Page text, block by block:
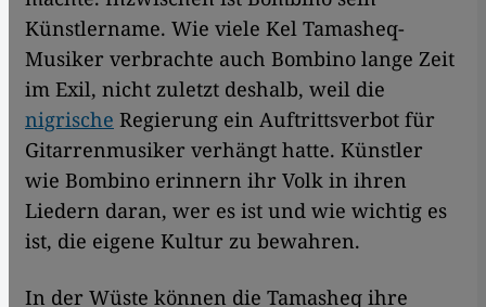
Künstlername. Wie viele Kel Tamasheq-
Musiker verbrachte auch Bombino lange Zeit
im Exil, nicht zuletzt deshalb, weil die
nigrische Regierung ein Auftrittsverbot für
Gitarrenmusiker verhängt hatte. Künstler
wie Bombino erinnern ihr Volk in ihren
Liedern daran, wer es ist und wie wichtig es
ist, die eigene Kultur zu bewahren.
In der Wüste können die Tamasheq ihre